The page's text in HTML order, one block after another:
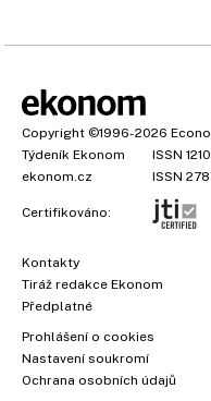
Copyright ©1996-2026
Týdeník Ekonom
ISSN
ekonom.cz
ISSN
Certifikováno:
Kontakty
Tiráž redakce Ekonom
Předplatné
Prohlášení o cookies
Nastavení soukromí
Ochrana osobních údajů